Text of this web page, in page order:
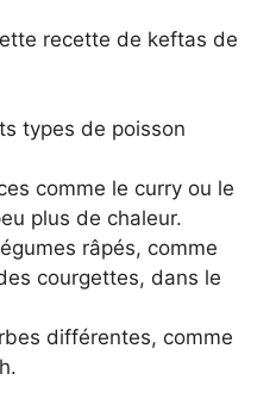
recette de keftas de
types de poisson
comme le curry ou le
plus de chaleur.
râpés, comme
courgettes, dans le
différentes, comme